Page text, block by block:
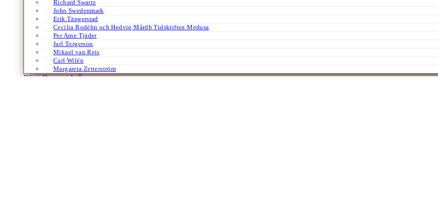
Richard Swartz
John Swedenmark
Erik Tängerstad
Cecilia Rodéhn och Hedvig Mårdh Tidskriften Medusa
Per Arne Tjäder
Jarl Torgerson
Mikael van Reis
Carl Wilén
Margareta Zetterström
Efter:Datum /A-Ö